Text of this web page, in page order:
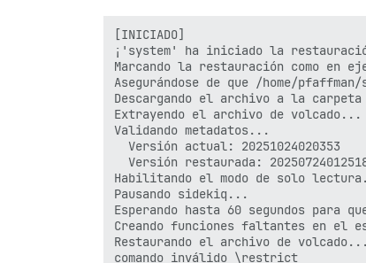
[INICIADO]
¡'system' ha iniciado la
Marcando la restauración como en
Asegurándose de que /home/
Descargando el archivo a la
Extrayendo el archivo de volcado...
Validando metadatos...
  Versión actual: 20251024020353
Versión restaurada:
Habilitando el modo de solo
Pausando sidekiq...
Esperando hasta 60 segundos
Creando funciones faltantes en el
Restaurando el archivo de
comando inválido \restrict